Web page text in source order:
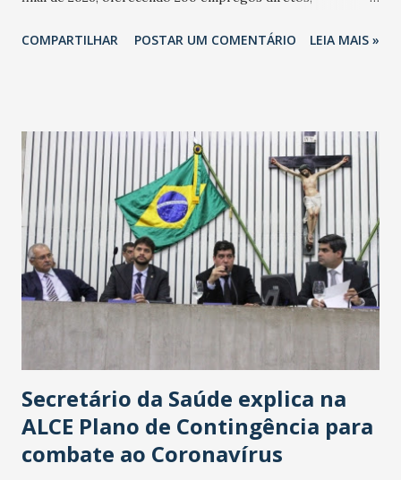
Havan Fortaleza ainda não foi anunciada oficialmente, mas
COMPARTILHAR POSTAR UM COMENTÁRIO LEIA MAIS »
Secretário da Saúde explica na
ALCE Plano de Contingência para
combate ao Coronavírus